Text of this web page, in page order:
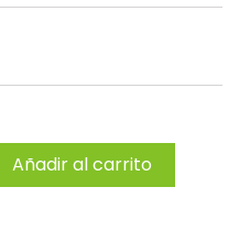
Añadir al carrito